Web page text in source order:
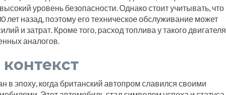
уровень безопасности. Однако стоит учитывать, что
лет назад, поэтому его техническое обслуживание может
и затрат. Кроме того, расход топлива у такого двигателя
аналогов.
в эпоху, когда британский автопром славился своими